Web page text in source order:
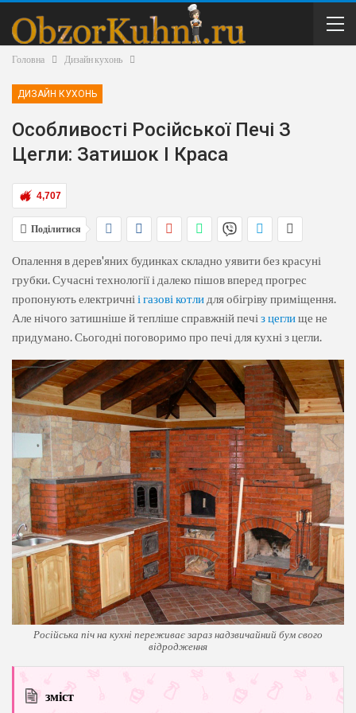
Головна Дизайн кухонь
ДИЗАЙН КУХОНЬ
Особливості Російської Печі З
Цегли: Затишок І Краса
4,707
Поділитися
Опалення в дерев'яних будинках складно уявити без красуні
грубки. Сучасні технології і далеко пішов вперед прогрес
пропонують електричні і газові котли для обігріву приміщення.
Але нічого затишніше й тепліше справжній печі з цеглище не
придумано. Сьогодні поговоримо про печі для кухні з цегли.
Російська піч на кухні переживає зараз надзвичайний бум свого
відродження
зміст